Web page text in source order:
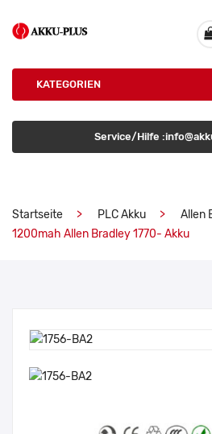
KATEGORIEN
Service/Hilfe
Startseite PLC Akku
Allen
1200mah Allen Bradley 1770- Akku